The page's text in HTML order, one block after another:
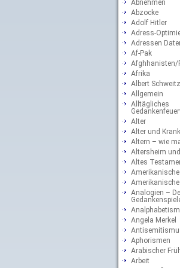
Abnehmen
Abzocke
Adolf Hitler
Adress-
Adressen
Af-Pak
Afghhanisten/
Afrika
Albert
Allgemein
Alltägliches
Alter
Alter und
Altern – wie
Altersheim
Altes
Analogien –
Angela Merkel
Aphorismen
Arabischer
Arbeit